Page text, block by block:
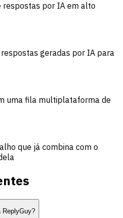
respostas por IA em alto
geradas por IA para
uma fila multiplataforma de
que já combina com o
ReplyGuy?